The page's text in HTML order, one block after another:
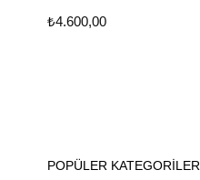
₺4.600,00
POPÜLER KATEGORİLER